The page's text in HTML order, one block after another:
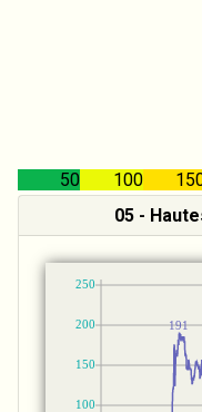
50 100
05 -